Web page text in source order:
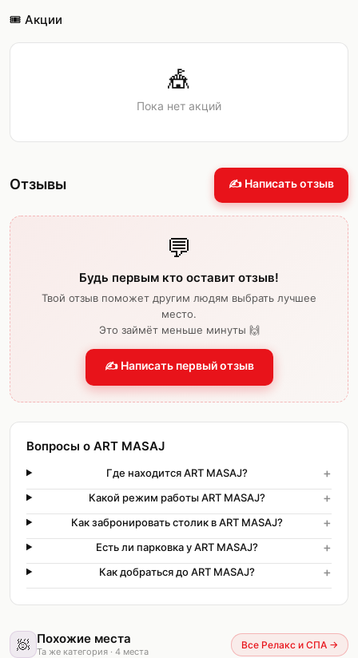
🎟️ Акции
🎪
Пока нет акций
Отзывы ✍️ Написать отзыв
💬
Будь первым кто оставит отзыв!
Твой отзыв поможет другим людям выбрать лучшее
место.
Это займёт меньше минуты 🙌
✍️ Написать первый отзыв
Вопросы о ART MASAJ
Где находится ART MASAJ? +
Какой режим работы ART MASAJ? +
Как забронировать столик в ART MASAJ? +
Есть ли парковка у ART MASAJ? +
Как добраться до ART MASAJ? +
🧖 Похожие места
Та же категория · 4 места
Все Релакс и СПА →